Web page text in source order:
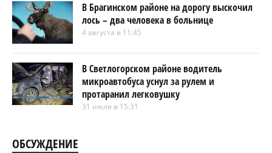
В Брагинском районе на дорогу выскочил
лось – два человека в больнице
4 августа в 11:45
В Светлогорском районе водитель
микроавтобуса уснул за рулем и
протаранил легковушку
31 июля в 15:31
ОБСУЖДЕНИЕ